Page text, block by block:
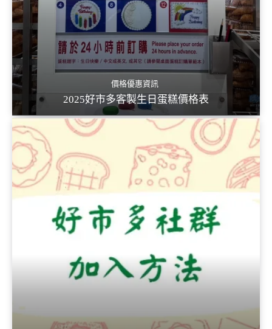
價格優惠資訊
2025好市多客製生日蛋糕價格表